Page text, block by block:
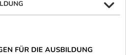
FÜR DIE AUSBILDUNG